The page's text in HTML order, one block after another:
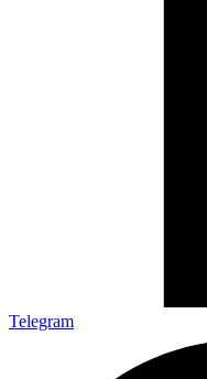
Telegram